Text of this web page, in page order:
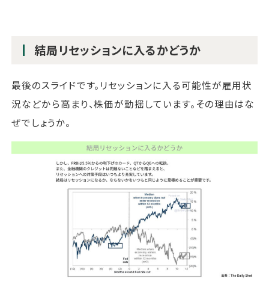
結局リセッションに入るかどうか
最後のスライドです。リセッションに入る可能性が雇用状
況などから高まり、株価が動揺しています。その理由はな
ぜでしょうか。